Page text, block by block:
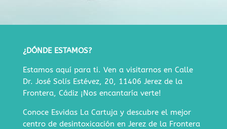
¿DÓNDE ESTAMOS?
Estamos aquí para ti. Ven a visitarnos en Calle
Dr. José Solís Estévez, 20, 11406 Jerez de la
Frontera, Cádiz¡Nos encantaría verte!
Conoce Esvidas La Cartuja y descubre el mejor
centro de desintoxicación en Jerez de la Frontera